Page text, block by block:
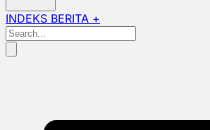
INDEKS BERITA +